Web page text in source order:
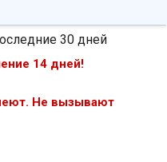
30 дней
14 дней!
Не вызывают